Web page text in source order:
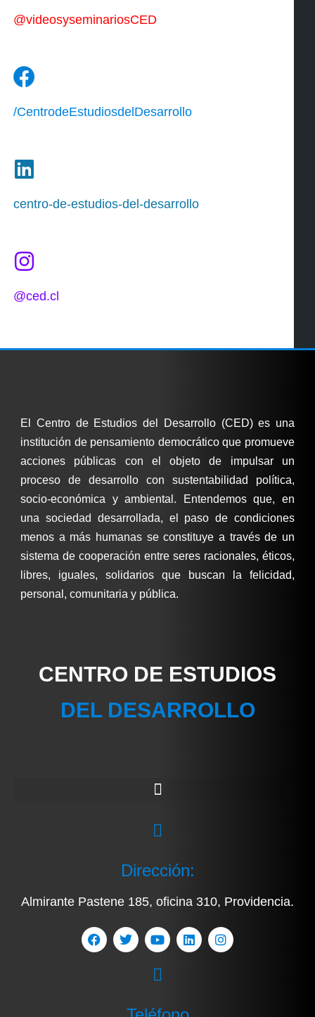
@videosyseminariosCED
/CentrodeEstudiosdelDesarrollo
centro-de-estudios-del-desarrollo
@ced.cl
El Centro de Estudios del Desarrollo (CED) es una
institución de pensamiento democrático que promueve
acciones públicas con el objeto de impulsar un
proceso de desarrollo con sustentabilidad política,
socio-económica y ambiental. Entendemos que, en
una sociedad desarrollada, el paso de condiciones
menos a más humanas se constituye a través de un
sistema de cooperación entre seres racionales, éticos,
libres, iguales, solidarios que buscan la felicidad,
personal, comunitaria y pública.
CENTRO DE ESTUDIOS
DEL DESARROLLO
Dirección:
Almirante Pastene 185, oficina 310, Providencia.